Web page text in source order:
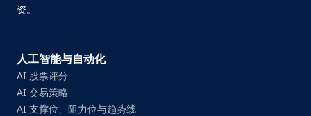
资。
人工智能与自动化
AI 股票评分
AI 交易策略
AI 支撑位、阻力位与趋势线